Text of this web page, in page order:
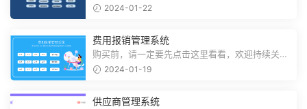
注，精彩模板每天推送预览结束，需要...
2024-01-22
费用报销管理系统
购买前，请一定要先点击这里看看，欢迎持续关
注，精彩模板每天推送预览结束，需要...
2024-01-19
供应商管理系统